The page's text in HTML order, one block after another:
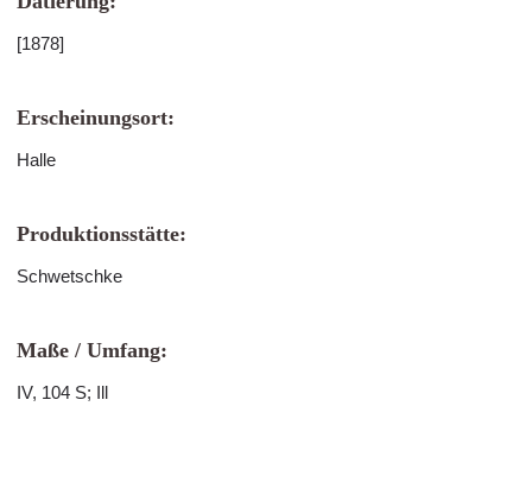
[1878]
Erscheinungsort:
Halle
Produktionsstätte:
Schwetschke
Maße / Umfang:
IV, 104 S; Ill